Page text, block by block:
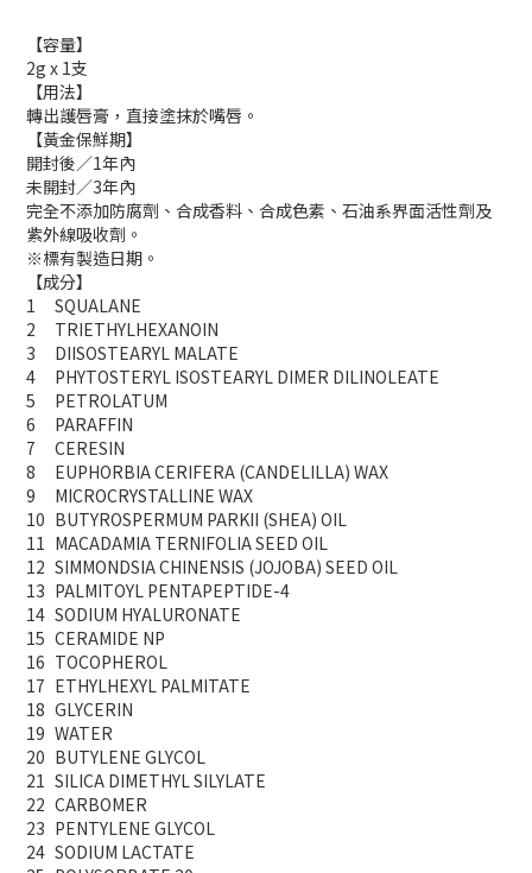
【容量】
2g x 1支
【用法】
轉出護唇膏，直接塗抹於嘴唇。
【黃金保鮮期】
開封後／1年內
未開封／3年內
完全不添加防腐劑、合成香料、合成色素、石油系界面活性劑及
紫外線吸收劑。
※標有製造日期。
【成分】
1
SQUALANE
2
TRIETHYLHEXANOIN
3
DIISOSTEARYL MALATE
4
PHYTOSTERYL ISOSTEARYL DIMER DILINOLEATE
5
PETROLATUM
6
PARAFFIN
7
CERESIN
8
EUPHORBIA CERIFERA (CANDELILLA) WAX
9
MICROCRYSTALLINE WAX
10 BUTYROSPERMUM PARKII (SHEA) OIL
11 MACADAMIA TERNIFOLIA SEED OIL
12 SIMMONDSIA CHINENSIS (JOJOBA) SEED OIL
13 PALMITOYL PENTAPEPTIDE-4
14 SODIUM HYALURONATE
15 CERAMIDE NP
16 TOCOPHEROL
17 ETHYLHEXYL PALMITATE
18 GLYCERIN
19 WATER
20 BUTYLENE GLYCOL
21 SILICA DIMETHYL SILYLATE
22 CARBOMER
23 PENTYLENE GLYCOL
24 SODIUM LACTATE